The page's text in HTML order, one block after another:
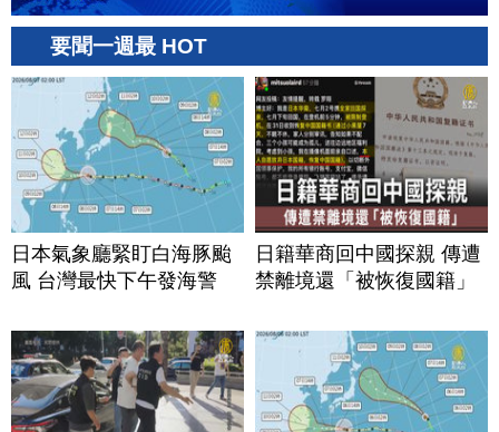
要聞一週最 HOT
日本氣象廳緊盯白海豚颱
風 台灣最快下午發海警
日籍華商回中國探親 傳遭
禁離境還「被恢復國籍」